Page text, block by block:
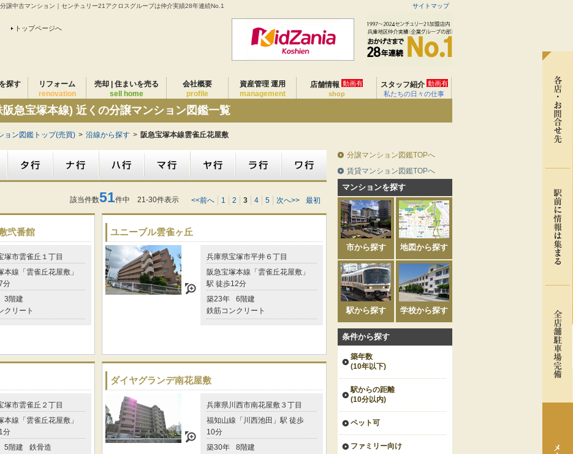
譲中古マンション｜センチュリー21アクロスグループは仲介実績28年連続No.1 サイトマップ
トップページへ
探す
リフォーム
renovation
売却 | 住まいを売る
sell home
会社概要
profile
資産管理 運用
management
店舗情報 動画有
shop
スタッフ紹介 動画有
私たちの日々の仕事
急宝塚本線) 近くの分譲マンション図鑑一覧
ョン図鑑トップ(売買) > 沿線から探す > 阪急宝塚本線雲雀丘花屋敷
分譲マンション図鑑TOPへ
賃貸マンション図鑑TOPへ
マンションを探す
市から探す 地図から探す
駅から探す 学校から探す
条件から探す
築年数
(10年以下)
駅からの距離
(10分以内)
ペット可
ファミリー向け
<<前へ 1 2 3 4 5 次へ>> 最初
該当件数51件中 21-30件表示
弐番館
塚市雲雀丘１丁目
本線「雲雀丘花屋敷」
分
3階建
クリート
ユニーブル雲雀ヶ丘
兵庫県宝塚市平井６丁目
阪急宝塚本線「雲雀丘花屋敷」
駅 徒歩12分
築23年
6階建
鉄筋コンクリート
塚市雲雀丘２丁目
本線「雲雀丘花屋敷」
分
5階建 鉄骨造
ダイヤグランデ南花屋敷
兵庫県川西市南花屋敷３丁目
福知山線「川西池田」駅 徒歩
10分
築30年
8階建